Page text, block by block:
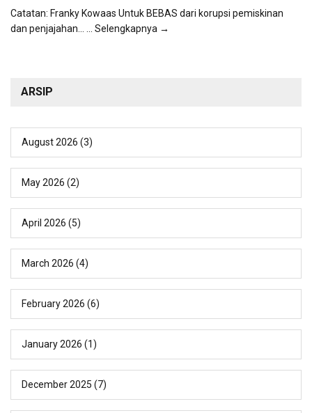
Catatan: Franky Kowaas Untuk BEBAS dari korupsi pemiskinan
dan penjajahan...
... Selengkapnya →
ARSIP
August 2026 (3)
May 2026 (2)
April 2026 (5)
March 2026 (4)
February 2026 (6)
January 2026 (1)
December 2025 (7)